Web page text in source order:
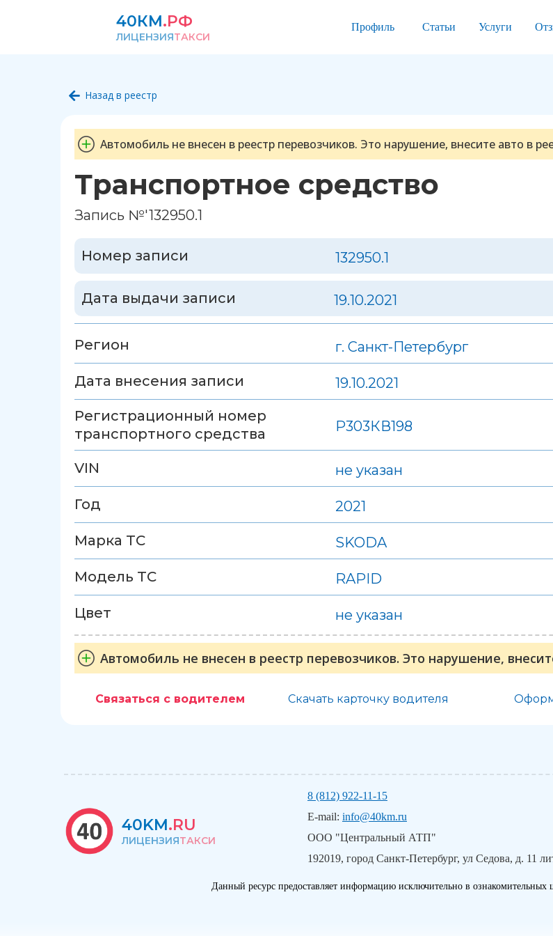
40КМ.РФ
ЛИЦЕНЗИЯТАКСИ
Профиль Статьи Услуги
Назад в реестр
Автомобиль не внесен в реестр перевозчиков. Это нарушение, внесите авто в
Транспортное средство
Запись №'132950.1
Номер записи 132950.1
Дата выдачи записи 19.10.2021
Регион г. Санкт-Петербург
Дата внесения записи
19.10.2021
Регистрационный номер
транспортного средства
Р303КВ198
VIN не указан
Год 2021
Марка ТС SKODA
Модель ТС RAPID
Цвет не указан
Автомобиль не внесен в реестр перевозчиков. Это нарушение,
Связаться с водителем Скачать карточку водителя
40KM.RU
ЛИЦЕНЗИЯТАКСИ
8 (812) 922-11-15
E-mail: info@40km.ru
ООО "Центральный АТП"
192019, город Санкт-Петербург, ул Седова, д. 11
Данный ресурс предоставляет информацию исключительно в ознакомительных